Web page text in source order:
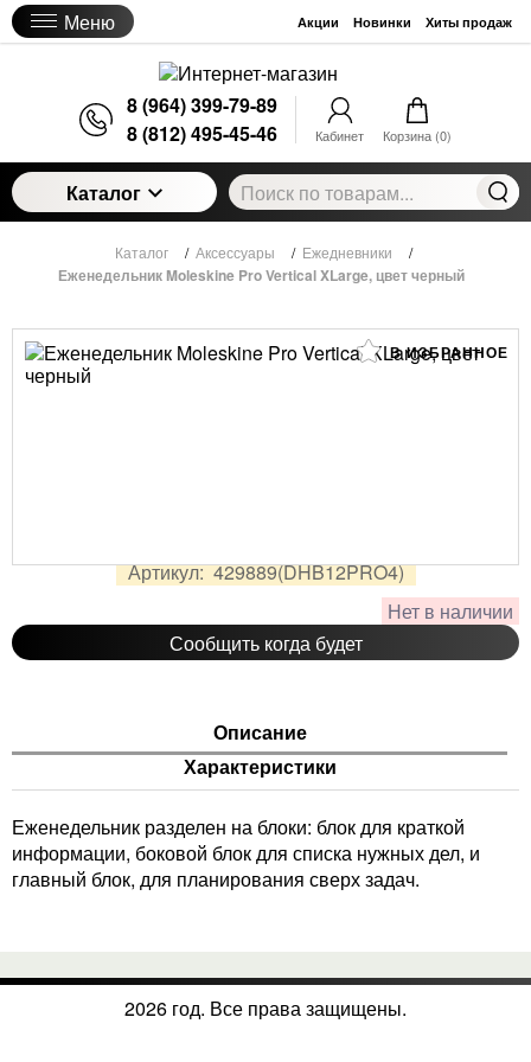
Меню Акции Новинки Хиты продаж
8 (964) 399-79-89
8 (812) 495-45-46
Кабинет Корзина (0)
Каталог
Каталог / Аксессуары / Ежедневники /
Еженедельник Moleskine Pro Vertical XLarge, цвет черный
В ИЗБРАННОЕ
Артикул:429889(DHB12PRO4)
Нет в наличии
Сообщить когда будет
Описание
Характеристики
Еженедельник разделен на блоки: блок для краткой
информации, боковой блок для списка нужных дел, и
главный блок, для планирования сверх задач.
2026 год. Все права защищены.